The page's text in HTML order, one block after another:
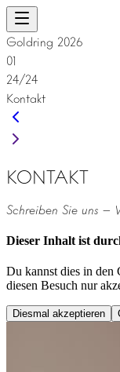
Goldring 2026
01
24/24
Kontakt
KONTAKT
Schreiben Sie uns –
Dieser Inhalt ist
Du kannst dies in den
diesen Besuch nur
Diesmal akzeptieren